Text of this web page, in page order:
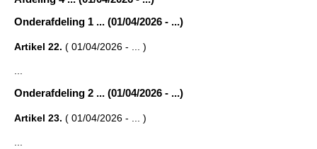
Onderafdeling 1 ... (01/04/2026 - ...)
Artikel 22. ( 01/04/2026 - ... )
...
Onderafdeling 2 ... (01/04/2026 - ...)
Artikel 23. ( 01/04/2026 - ... )
...